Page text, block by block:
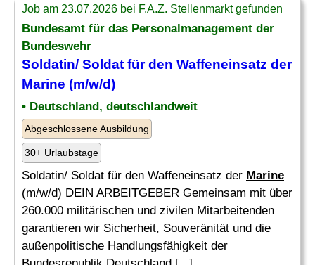
Job am 23.07.2026 bei F.A.Z. Stellenmarkt gefunden
Bundesamt für das Personalmanagement der
Bundeswehr
Soldatin/ Soldat für den Waffeneinsatz der
Marine (m/w/d)
• Deutschland, deutschlandweit
Abgeschlossene Ausbildung
30+ Urlaubstage
Soldatin/ Soldat für den Waffeneinsatz der Marine
(m/w/d) DEIN ARBEITGEBER Gemeinsam mit über
260.000 militärischen und zivilen Mitarbeitenden
garantieren wir Sicherheit, Souveränität und die
außenpolitische Handlungsfähigkeit der